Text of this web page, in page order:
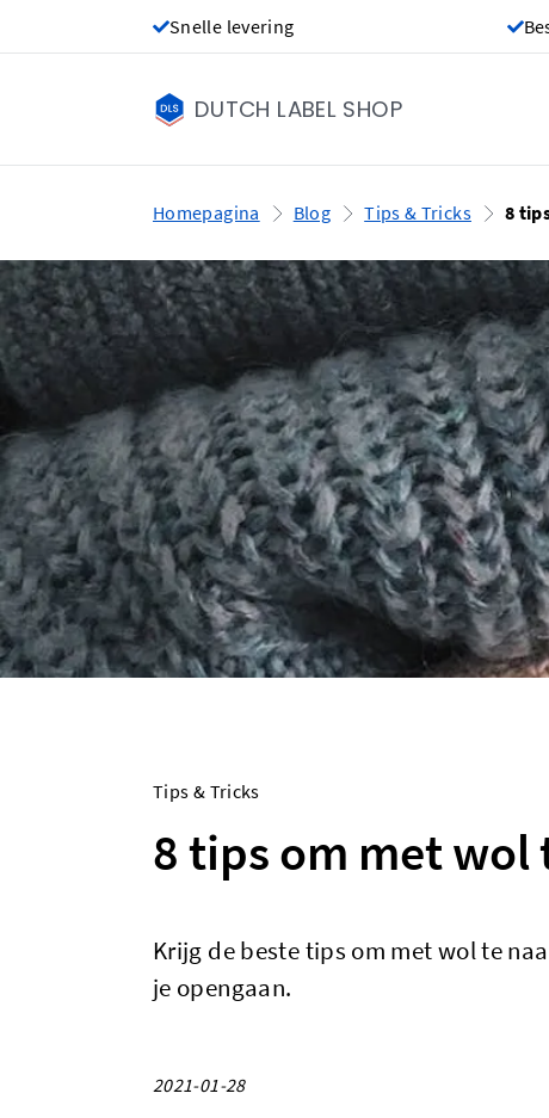
Snelle levering
DUTCH LABEL SHOP
Homepagina Blog Tips & Tricks 8
Tips & Tricks
8 tips om met wol
Krijg de beste tips om met wol te
je opengaan.
2021-01-28